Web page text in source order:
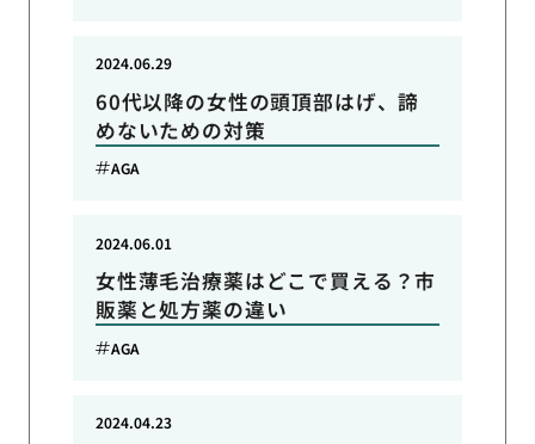
60代以降の女性の頭頂部はげ、諦
めないための対策
2024.06.29
AGA
女性薄毛治療薬はどこで買える？市
販薬と処方薬の違い
2024.06.01
AGA
2024.04.23